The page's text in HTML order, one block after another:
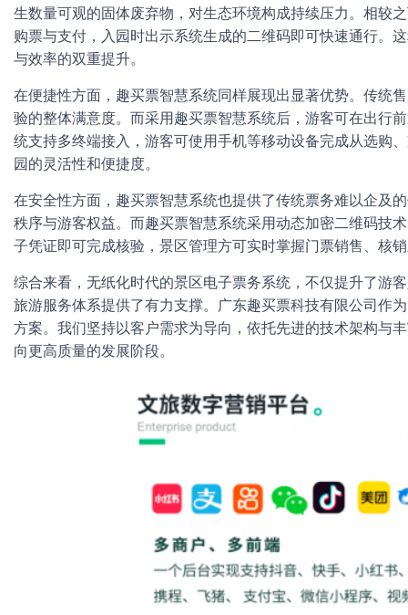
生数量可观的固体废弃物，对生态环境构成持续压力。相较
购票与支付，入园时出示系统生成的二维码即可快速通行。
与效率的双重提升。
在便捷性方面，趣买票智慧系统同样展现出显著优势。传统
验的整体满意度。而采用趣买票智慧系统后，游客可在出行
统支持多终端接入，游客可使用手机等移动设备完成从选购
园的灵活性和便捷度。
在安全性方面，趣买票智慧系统也提供了传统票务难以企及
秩序与游客权益。而趣买票智慧系统采用动态加密二维码技
子凭证即可完成核验，景区管理方可实时掌握门票销售、核
综合来看，无纸化时代的景区电子票务系统，不仅提升了游
旅游服务体系提供了有力支撑。广东趣买票科技有限公司作
方案。我们坚持以客户需求为导向，依托先进的技术架构与
向更高质量的发展阶段。